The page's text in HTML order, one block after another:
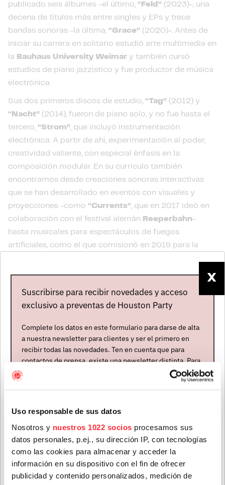
Uso responsable de sus datos
Nosotros y nuestros 1022 socios procesamos sus
datos personales, p.ej., su dirección IP, con tecnologías
como las cookies para almacenar y acceder la
información en su dispositivo con el fin de ofrecer
publicidad y contenido personalizados, medición de
publicado seis álbumes -el último, “Feld” (2023)-, una
decena de títulos más entre singles y EPs y trece
bandas sonoras -la última, “Grace” (2020)-. Antes de
iniciar su carrera en solitario estudió arte multimedia en
la Bauhaus University Weimar y también cursó
estudios de piano jazzístico y fue productor de música
electrónica.
Sus dos primeros discos de estudio, “Tag” (2012) y
“Nacht” (2014), fueron de piano solo, y no fue hasta el
tercero, “Strom”, que incluyó instrumentación
electrónica. A partir de ahí, experimentación al poder,
creatividad valiente, con especial énfasis en la
composición modular. En su currículo también
encontramos desde creaciones sonoras interactivas
que se han desarrollado en eventos con visuales y
proyecciones -como “Currents”, que en 2017 ideó en
colaboración con el festival alemán Reeperbahn-
hasta musicales para espectáculos de fuegos
artificiales, como el que comisionó en 2019 para la
tratamientos algorítimicos, como la que ese mismo
año firmó para el festival estadounidense Burning Man
En directo Martin usa principalmentepianos de cola
verticalesen combinación con unFender Rhodes
. A modo de orientación, en la
reseña de su debut londinense sobre un escenario, en
‘The Daily Telegraph’
“sus patrones
a músicas que suelen describirse como hipnóticas,
NOTICIAS RELACIONADAS
X
Suscribirse para recibir novedades y acceso
exclusivo a preventas de Houston Party
Complete los datos en este formulario para darse de alta
a nuestra newsletter para clientes y ser el primero en
recibir todas las novedades. Ten en cuenta que para
contactos de prensa, existe una newsletter distinta. Para
formar parte de ella, envíanos un mensaje a
Apellidos